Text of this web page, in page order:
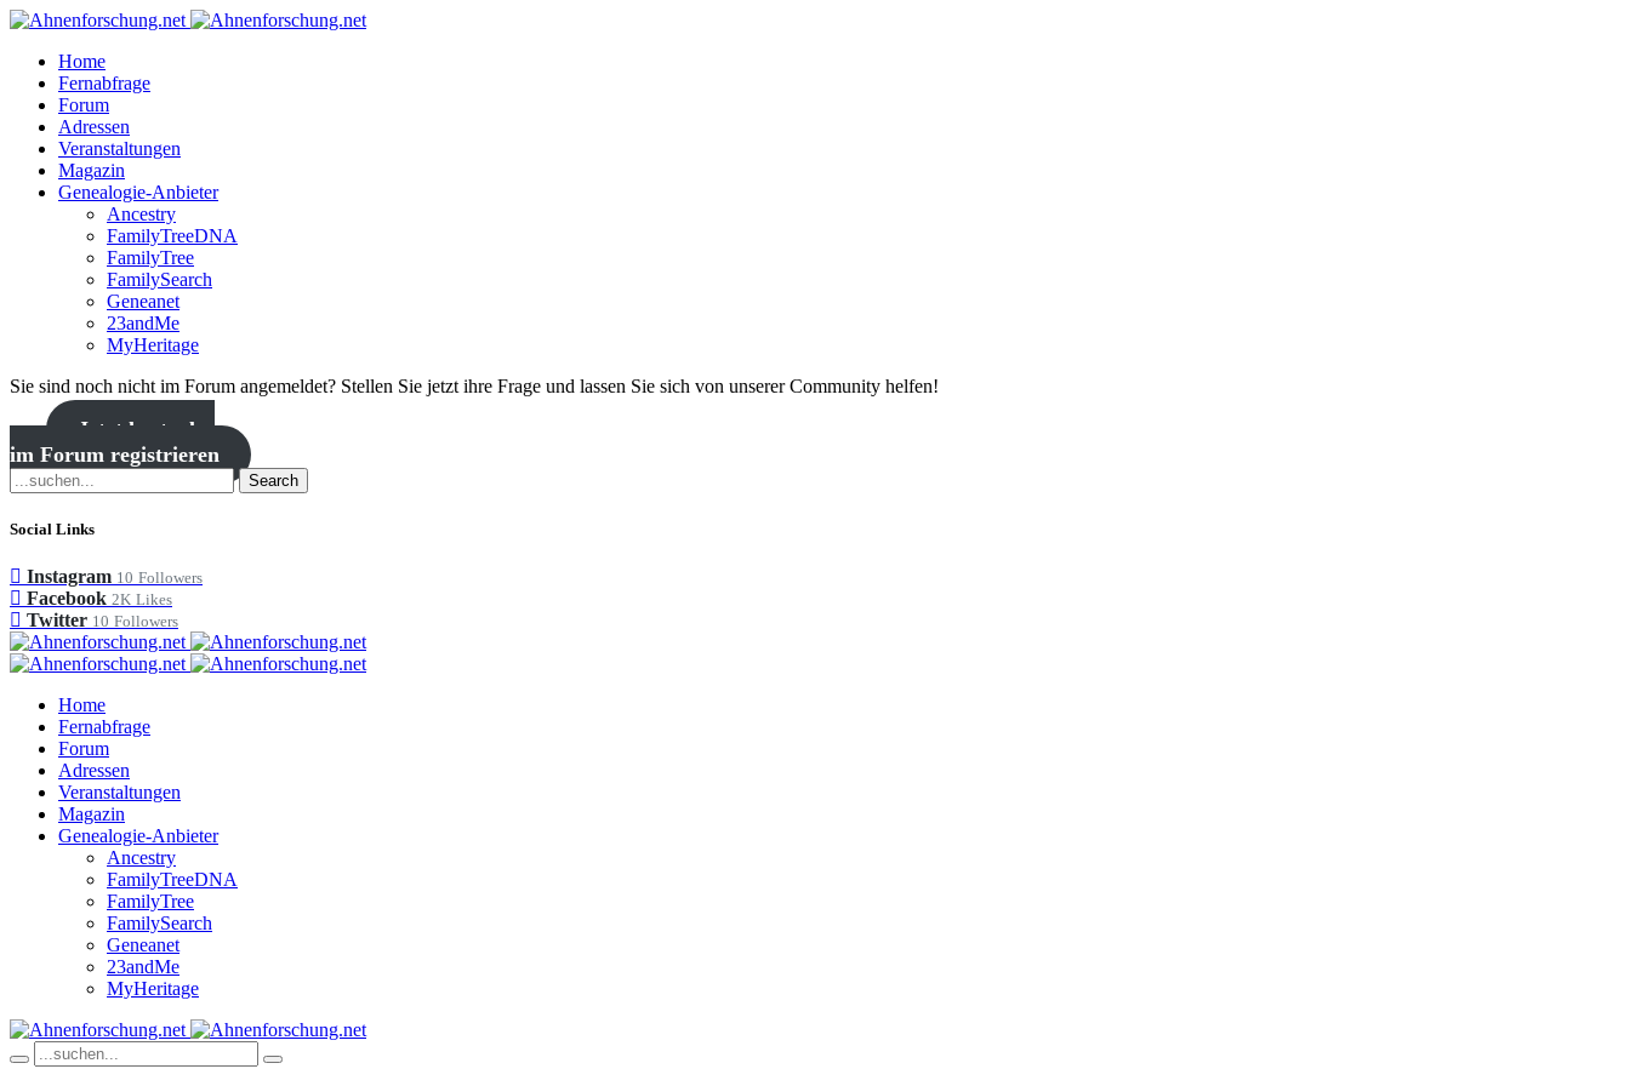
Home
Fernabfrage
Forum
Adressen
Veranstaltungen
Magazin
Genealogie-Anbieter
Ancestry
FamilyTreeDNA
FamilyTree
FamilySearch
Geneanet
23andMe
MyHeritage
Sie sind noch nicht im Forum angemeldet? Stellen Sie jetzt ihre Frage und lassen Sie sich von unserer Community helfen!
Jetzt kostenlos
im Forum registrieren
Search
Social Links
Instagram 10 Followers
Facebook 2K Likes
Twitter 10 Followers
Home
Fernabfrage
Forum
Adressen
Veranstaltungen
Magazin
Genealogie-Anbieter
Ancestry
FamilyTreeDNA
FamilyTree
FamilySearch
Geneanet
23andMe
MyHeritage